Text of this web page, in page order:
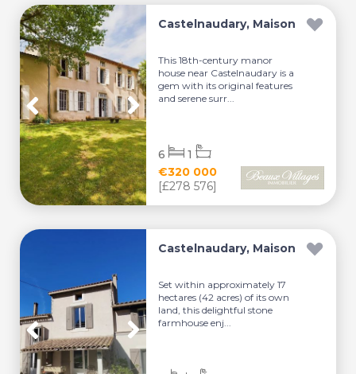
Castelnaudary, Maison
This 18th-century manor
house near Castelnaudary is a
gem with its original features
and serene surr...
€320 000
[£278 576]
6 1
Castelnaudary, Maison
Set within approximately 17
hectares (42 acres) of its own
land, this delightful stone
farmhouse enj...